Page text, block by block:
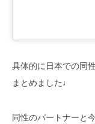
具体的に日本での同
まとめました♩
同性のパートナーと